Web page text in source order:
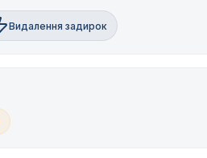
Видалення задирок